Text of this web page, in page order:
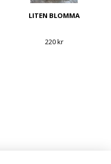
LITEN BLOMMA
220 kr